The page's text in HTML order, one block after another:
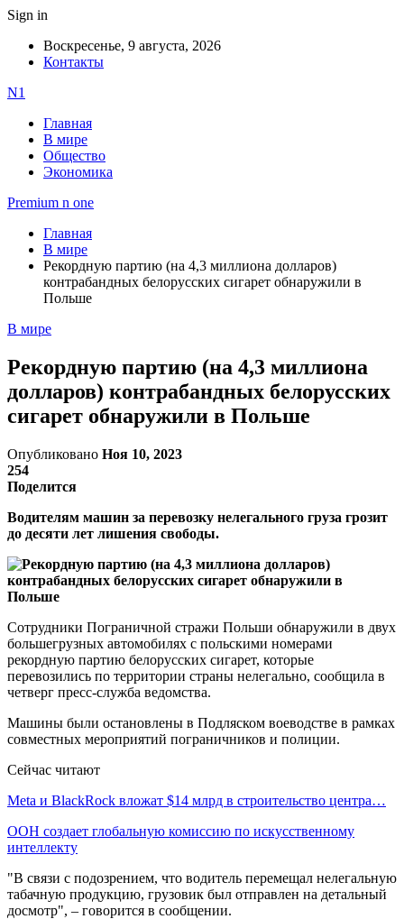
Sign in
Воскресенье, 9 августа, 2026
Контакты
N1
Главная
В мире
Общество
Экономика
Premium n one
Главная
В мире
Рекордную партию (на 4,3 миллиона долларов)
контрабандных белорусских сигарет обнаружили в
Польше
В мире
Рекордную партию (на 4,3 миллиона
долларов) контрабандных белорусских
сигарет обнаружили в Польше
Опубликовано Ноя 10, 2023
254
Поделится
Водителям машин за перевозку нелегального груза грозит
до десяти лет лишения свободы.
Сотрудники Пограничной стражи Польши обнаружили в двух
большегрузных автомобилях с польскими номерами
рекордную партию белорусских сигарет, которые
перевозились по территории страны нелегально, сообщила в
четверг пресс-служба ведомства.
Машины были остановлены в Подляском воеводстве в рамках
совместных мероприятий пограничников и полиции.
Сейчас читают
Meta и BlackRock вложат $14 млрд в строительство центра…
ООН создает глобальную комиссию по искусственному
интеллекту
"В связи с подозрением, что водитель перемещал нелегальную
табачную продукцию, грузовик был отправлен на детальный
досмотр", – говорится в сообщении.